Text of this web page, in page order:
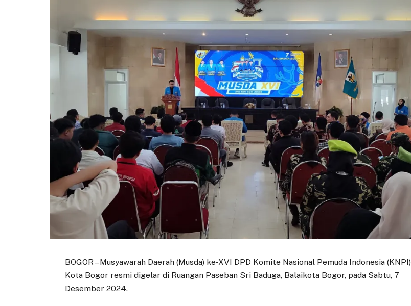
BOGOR – Musyawarah Daerah (Musda) ke-XVI DPD Komite Nasional Pemuda Indonesia (KNPI)
Kota Bogor resmi digelar di Ruangan Paseban Sri Baduga, Balaikota Bogor, pada Sabtu, 7
Desember 2024.